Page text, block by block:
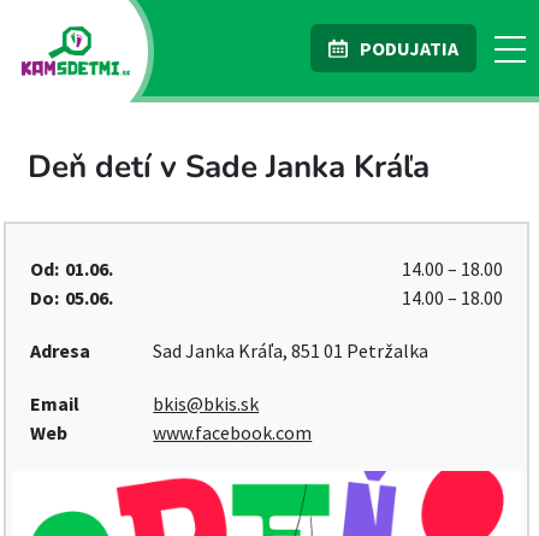
PODUJATIA
Deň detí v Sade Janka Kráľa
Od: 01.06.
14.00 – 18.00
Do: 05.06. 14.00 – 18.00
Adresa Sad Janka Kráľa, 851 01 Petržalka
Email
bkis@bkis.sk
Web
www.facebook.com